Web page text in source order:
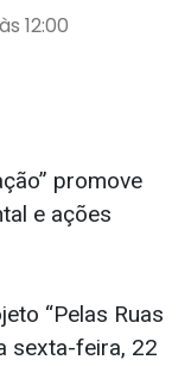
12:00
promove
e ações
“Pelas Ruas
sexta-feira, 22